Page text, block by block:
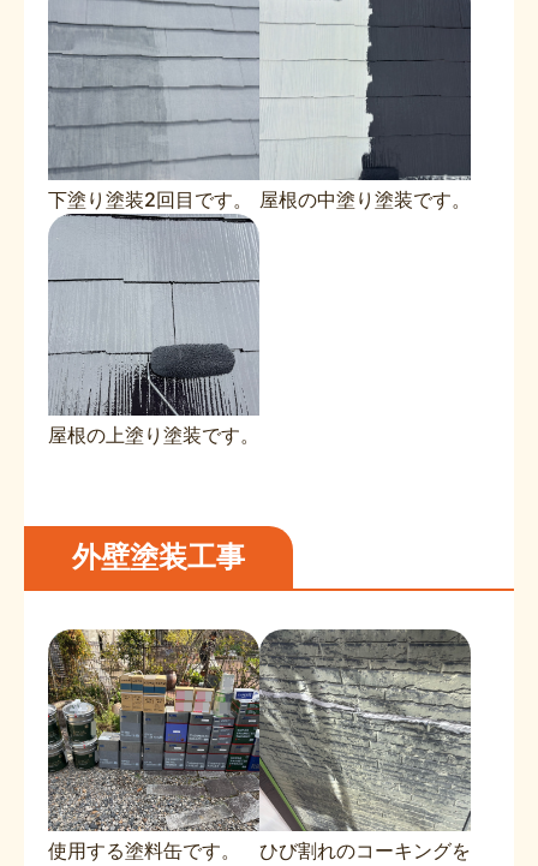
下塗り塗装2回目です。 屋根の中塗り塗装です。
屋根の上塗り塗装です。
外壁塗装工事
使用する塗料缶です。
ひび割れのコーキングを